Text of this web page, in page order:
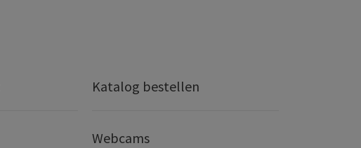
Katalog bestellen
Webcams